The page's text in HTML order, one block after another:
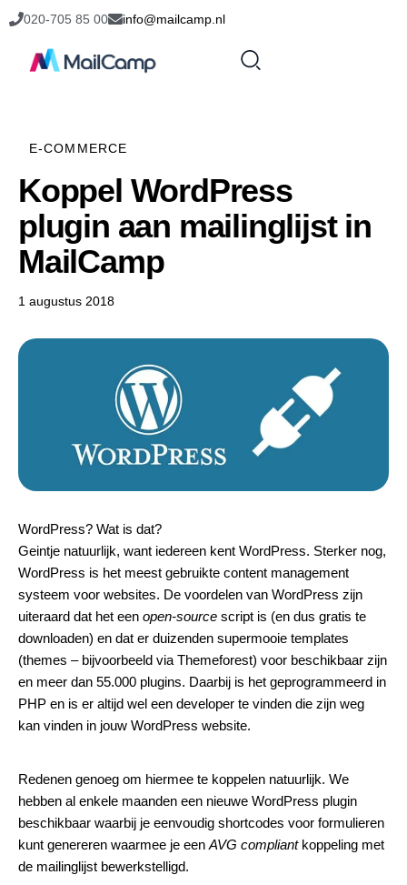
020-705 85 00 info@mailcamp.nl
E-COMMERCE
Koppel WordPress
plugin aan mailinglijst in
MailCamp
1 augustus 2018
WordPress? Wat is dat?
Geintje natuurlijk, want iedereen kent WordPress. Sterker nog,
WordPress is het meest gebruikte content management
systeem voor websites. De voordelen van WordPress zijn
uiteraard dat het een open-source script is (en dus gratis te
downloaden) en dat er duizenden supermooie templates
(themes – bijvoorbeeld viaThemeforest) voor beschikbaar zijn
en meer dan 55.000 plugins. Daarbij is het geprogrammeerd in
PHP en is er altijd wel een developer te vinden die zijn weg
kan vinden in jouw WordPress website.
Redenen genoeg om hiermee te koppelen natuurlijk. We
hebben al enkele maanden een nieuwe WordPress plugin
beschikbaar waarbij je eenvoudig shortcodes voor formulieren
kunt genereren waarmee je eenAVG compliantkoppeling met
de mailinglijst bewerkstelligd.